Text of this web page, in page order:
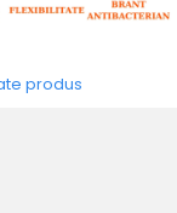
produs